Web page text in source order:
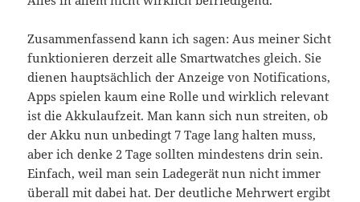
Zusammenfassend kann ich sagen: Aus meiner Sicht
funktionieren derzeit alle Smartwatches gleich. Sie
dienen hauptsächlich der Anzeige von Notifications,
Apps spielen kaum eine Rolle und wirklich relevant
ist die Akkulaufzeit. Man kann sich nun streiten, ob
der Akku nun unbedingt 7 Tage lang halten muss,
aber ich denke 2 Tage sollten mindestens drin sein.
Einfach, weil man sein Ladegerät nun nicht immer
überall mit dabei hat. Der deutliche Mehrwert ergibt